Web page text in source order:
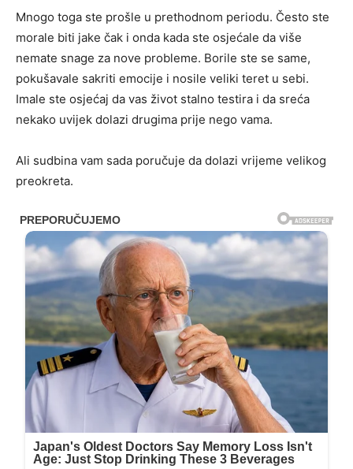
Mnogo toga ste prošle u prethodnom periodu. Često ste
morale biti jake čak i onda kada ste osjećale da više
nemate snage za nove probleme. Borile ste se same,
pokušavale sakriti emocije i nosile veliki teret u sebi.
Imale ste osjećaj da vas život stalno testira i da sreća
nekako uvijek dolazi drugima prije nego vama.
Ali sudbina vam sada poručuje da dolazi vrijeme velikog
preokreta.